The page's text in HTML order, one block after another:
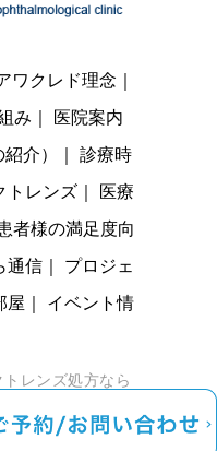
ワクレド理念
み
医院案内
介）
診療時
トレンズ
医療
者様の満足度向
通信
プロジェ
屋
イベント情
レンズ処方なら
さい。 © 梶川眼
| Sitemap